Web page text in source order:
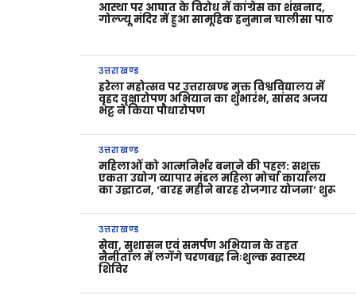
आस्था पर आघात के विरोध में कांग्रेस का शंखनाद,
गोल्ज्यू मंदिर में हुआ सामूहिक हनुमान चालीसा पाठ
उत्तराखण्ड
हरेला महोत्सव पर उत्तराखण्ड मुक्त विश्वविद्यालय में
वृहद वृक्षारोपण अभियान का शुभारंभ, सांसद अजय
भट्ट ने किया पौधारोपण
उत्तराखण्ड
महिलाओं को आत्मनिर्भर बनाने की पहल: सशक्त
एकता उद्योग व्यापार मंडल महिला मोर्चा कार्यालय
का उद्घाटन, ‘बारह महीने बारह रोजगार योजना’ शुरू
उत्तराखण्ड
सेवा, सुशासन एवं समर्पण अभियान के तहत
नैनीताल में लगेंगे चरणबद्ध निःशुल्क स्वास्थ्य
शिविर